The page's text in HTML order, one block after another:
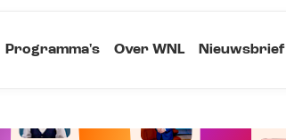
Programma's Over WNL Nieuwsbrief